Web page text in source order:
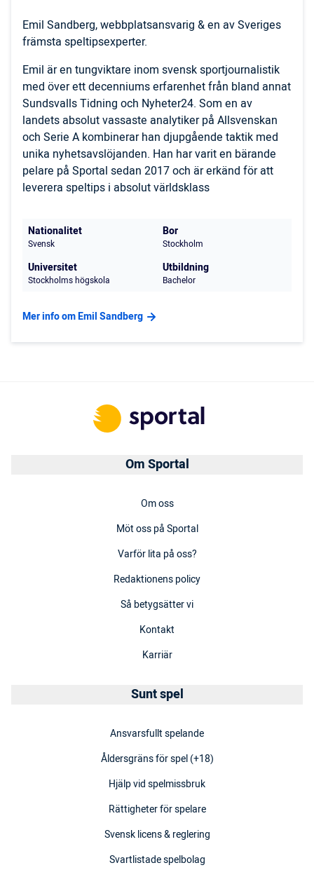
Emil Sandberg, webbplatsansvarig & en av Sveriges
främsta speltipsexperter.
Emil är en tungviktare inom svensk sportjournalistik
med över ett decenniums erfarenhet från bland annat
Sundsvalls Tidning och Nyheter24. Som en av
landets absolut vassaste analytiker på Allsvenskan
och Serie A kombinerar han djupgående taktik med
unika nyhetsavslöjanden. Han har varit en bärande
pelare på Sportal sedan 2017 och är erkänd för att
leverera speltips i absolut världsklass
Nationalitet
Svensk
Bor
Stockholm
Universitet
Stockholms högskola
Utbildning
Bachelor
Mer info om Emil Sandberg
Om Sportal
Om oss
Möt oss på Sportal
Varför lita på oss?
Redaktionens policy
Så betygsätter vi
Kontakt
Karriär
Sunt spel
Ansvarsfullt spelande
Åldersgräns för spel (+18)
Hjälp vid spelmissbruk
Rättigheter för spelare
Svensk licens & reglering
Svartlistade spelbolag